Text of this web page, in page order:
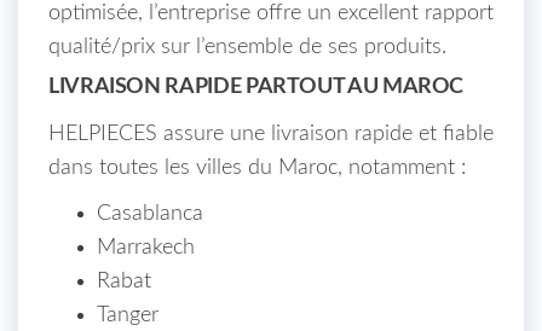
optimisée, l’entreprise offre un excellent rapport
qualité/prix sur l’ensemble de ses produits.
LIVRAISON RAPIDE PARTOUT AU MAROC
HELPIECES assure une livraison rapide et fiable
dans toutes les villes du Maroc, notamment :
Casablanca
Marrakech
Rabat
Tanger